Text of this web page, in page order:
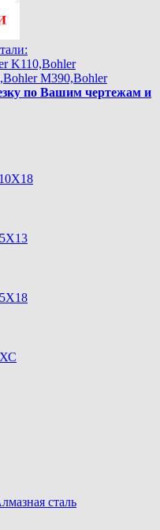
K110,Bohler
М390,Bohler
по Вашим чертежам и
сталь